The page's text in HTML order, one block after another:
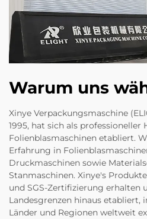
Warum uns
Xinye Verpackungsmaschine
1995, hat sich als professioneller
Folienblasmaschinen etabliert.
Erfahrung in
Druckmaschinen sowie
Stanmaschinen. Xinye's
und SGS-Zertifizierung erhalten
Landesgrenzen hinaus etabliert,
Länder und Regionen weltweit